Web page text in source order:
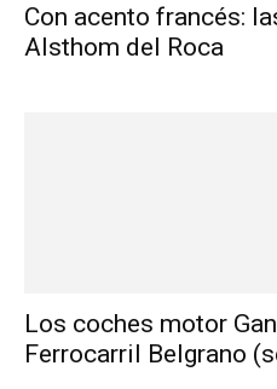
Con acento francés:
Alsthom del Roca
Los coches motor
Ferrocarril Belgrano